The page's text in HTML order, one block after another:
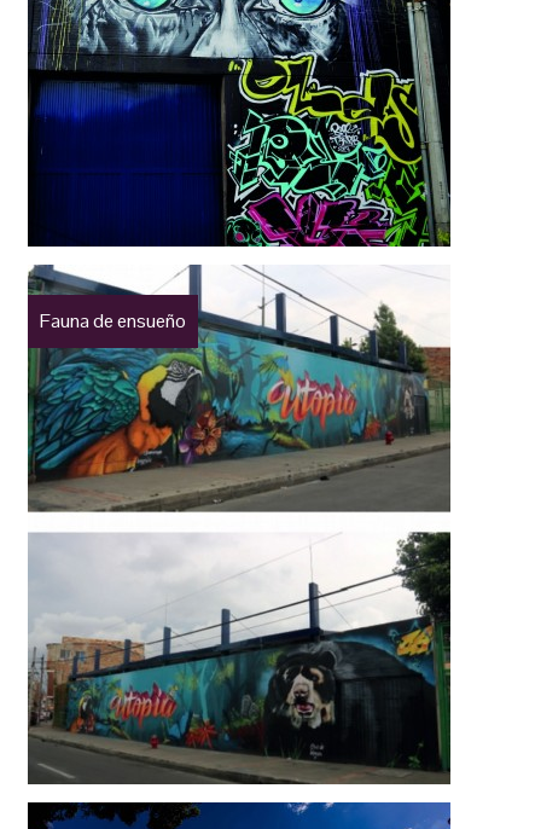
Fauna de ensueño